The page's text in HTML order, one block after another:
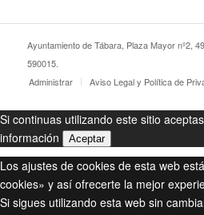
Ayuntamiento de Tábara, Plaza Mayor nº2,
590015.
Administrar
Aviso Legal y Política de
Si continuas utilizando este sitio
información
Aceptar
Los ajustes de cookies de esta web
cookies» y así ofrecerte la mejor
Si sigues utilizando esta web sin